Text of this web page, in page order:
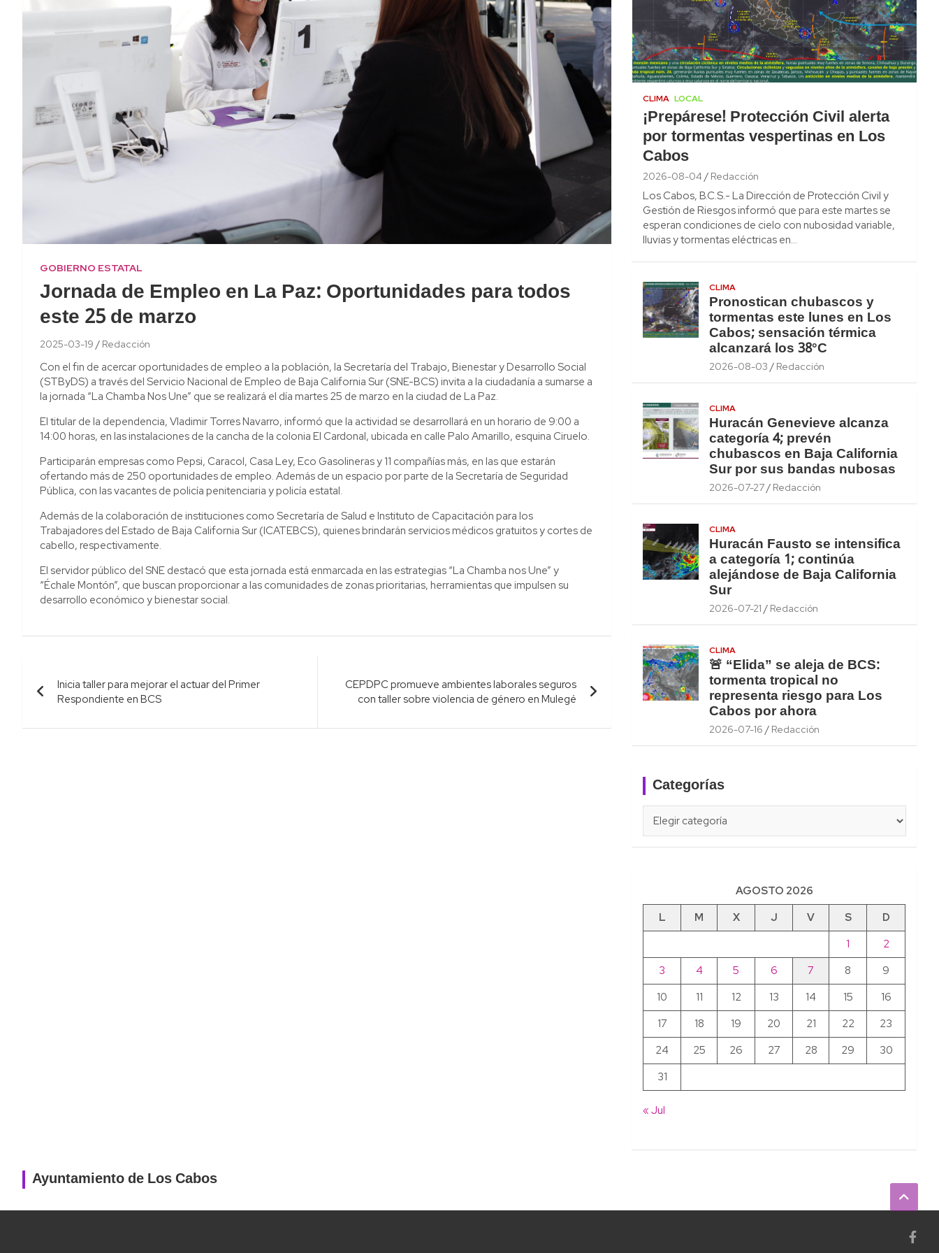
GOBIERNO ESTATAL
Jornada de Empleo en La Paz: Oportunidades para todos
este 25 de marzo
2025-03-19 Redacción
Con el fin de acercar oportunidades de empleo a la población, la Secretaría del Trabajo, Bienestar y Desarrollo Social
(STByDS) a través del Servicio Nacional de Empleo de Baja California Sur (SNE-BCS) invita a la ciudadanía a sumarse a
la jornada “La Chamba Nos Une” que se realizará el día martes 25 de marzo en la ciudad de La Paz.
El titular de la dependencia, Vladimir Torres Navarro, informó que la actividad se desarrollará en un horario de 9:00 a
14:00 horas, en las instalaciones de la cancha de la colonia El Cardonal, ubicada en calle Palo Amarillo, esquina Ciruelo.
Participarán empresas como Pepsi, Caracol, Casa Ley, Eco Gasolineras y 11 compañías más, en las que estarán
ofertando más de 250 oportunidades de empleo. Además de un espacio por parte de la Secretaría de Seguridad
Pública, con las vacantes de policía penitenciaria y policía estatal.
Además de la colaboración de instituciones como Secretaría de Salud e Instituto de Capacitación para los
Trabajadores del Estado de Baja California Sur (ICATEBCS), quienes brindarán servicios médicos gratuitos y cortes de
cabello, respectivamente.
El servidor público del SNE destacó que esta jornada está enmarcada en las estrategias “La Chamba nos Une” y
“Échale Montón”, que buscan proporcionar a las comunidades de zonas prioritarias, herramientas que impulsen su
desarrollo económico y bienestar social.
Navegación
de
entradas
Inicia taller para mejorar el actuar del Primer
Respondiente en BCS
CEPDPC promueve ambientes laborales seguros
con taller sobre violencia de género en Mulegé
CLIMA LOCAL
¡Prepárese! Protección Civil alerta
por tormentas vespertinas en Los
Cabos
2026-08-04 Redacción
Los Cabos, B.C.S.- La Dirección de Protección Civil y
Gestión de Riesgos informó que para este martes se
esperan condiciones de cielo con nubosidad variable,
lluvias y tormentas eléctricas en…
CLIMA
Pronostican chubascos y
tormentas este lunes en Los
Cabos; sensación térmica
alcanzará los 38°C
2026-08-03 Redacción
CLIMA
Huracán Genevieve alcanza
categoría 4; prevén
chubascos en Baja California
Sur por sus bandas nubosas
2026-07-27 Redacción
CLIMA
Huracán Fausto se intensifica
a categoría 1; continúa
alejándose de Baja California
Sur
2026-07-21 Redacción
CLIMA
🚨 “Elida” se aleja de BCS:
tormenta tropical no
representa riesgo para Los
Cabos por ahora
2026-07-16 Redacción
Categorías
AGOSTO 2026
L
M X J V S
D
1
2
3
4 5 6 7 8
9
10
11 12 13 14 15
16
17
18 19 20 21 22
23
24
25 26 27 28 29
30
31
« Jul
Ayuntamiento de Los Cabos